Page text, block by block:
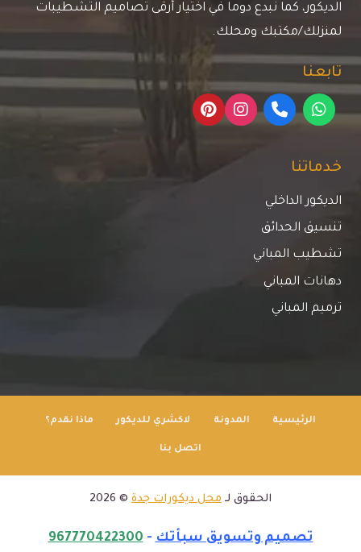
الديكور، كما نبدع دوما في اختيار أرقى تصاميم التشطيبات
لمنزلك/مكتبك ومحلك.
تابعنا
خدماتنا
الديكور الداخلي
تنسيق الحدائق
تشطيب المباني
دهانات المباني
ترميم المباني
الرئيسية المدونة لاكشري للديكور ماذا نقدم؟
اتصل بنا
الحقوق لـ محل ديكورات جدة © 2026
تصميم وتسويق سبأتك-
967770422300